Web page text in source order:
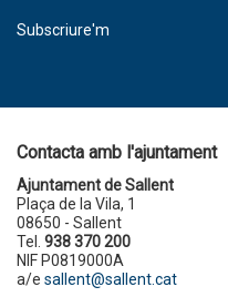
Subscriure'm
Contacta amb l'ajuntament
Ajuntament de Sallent
Plaça de la Vila, 1
08650 - Sallent
Tel. 938 370 200
NIF P0819000A
a/e sallent@sallent.cat